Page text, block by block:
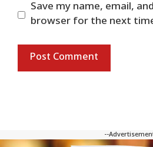
Save my name, email,
browser for the next
--